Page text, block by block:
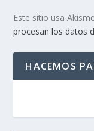
Este sitio usa
procesan los datos
HACEMOS